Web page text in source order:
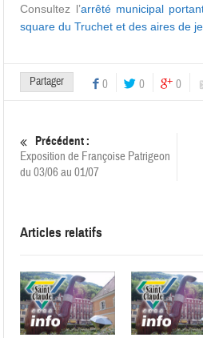
Consultez l’arrêté municipal
square du Truchet et des aires de
Partager 0 0 0
Précédent :
Exposition de Françoise Patrigeon
du 03/06 au 01/07
Articles relatifs